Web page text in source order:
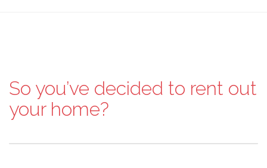
So you’ve decided to rent out
your home?